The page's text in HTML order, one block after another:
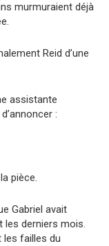
murmuraient déjà
Reid d’une
assistante
:
pièce.
Gabriel avait
les derniers mois.
les failles du